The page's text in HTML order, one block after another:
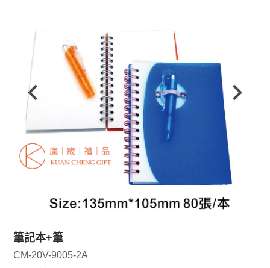
筆記本+筆
CM-20V-9005-2A